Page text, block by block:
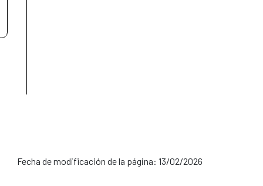
Fecha de modificación de la página: 13/02/2026